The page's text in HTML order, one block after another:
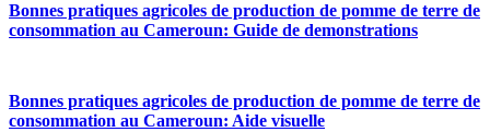
Bonnes pratiques agricoles de production de pomme de terre de
consommation au Cameroun: Guide de demonstrations
Bonnes pratiques agricoles de production de pomme de terre de
consommation au Cameroun: Aide visuelle